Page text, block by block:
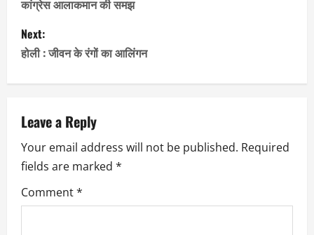
o
s
t
a
v
i
g
कांग्रेस आलाकमान की समझ
Next:
होली : जीवन के रंगों का आलिंगन
Leave a Reply
Your email address will not be published. Required
fields are marked *
Comment*